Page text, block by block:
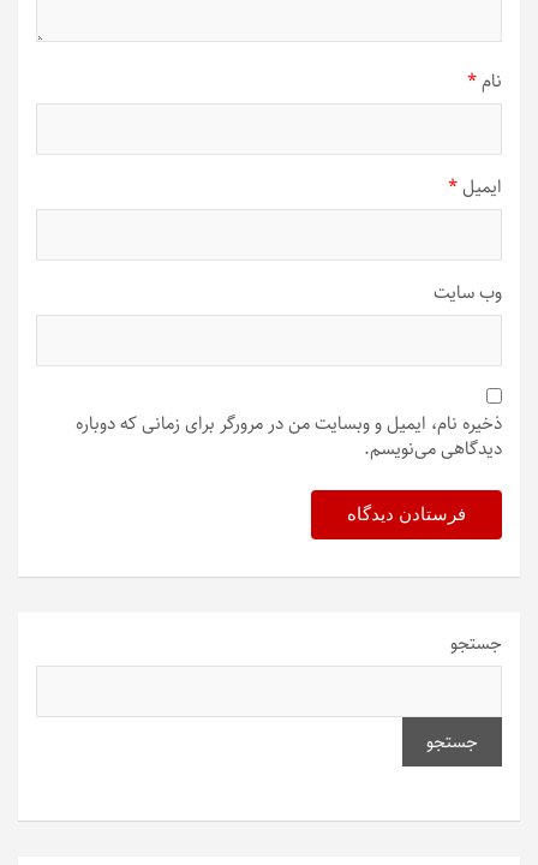
نام*
ایمیل*
وب‌ سایت
ذخیره نام، ایمیل و وبسایت من در مرورگر برای زمانی که دوباره
دیدگاهی می‌نویسم.
جستجو
جستجو